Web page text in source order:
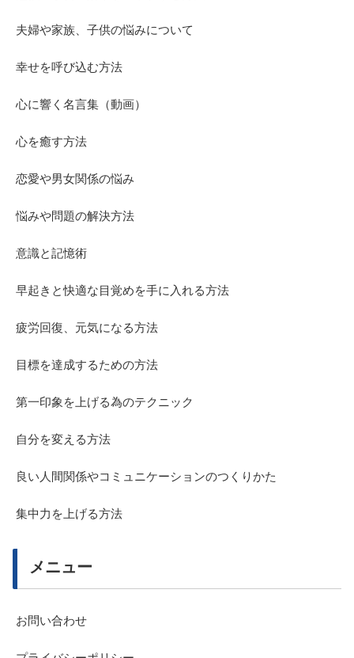
夫婦や家族、子供の悩みについて
幸せを呼び込む方法
心に響く名言集（動画）
心を癒す方法
恋愛や男女関係の悩み
悩みや問題の解決方法
意識と記憶術
早起きと快適な目覚めを手に入れる方法
疲労回復、元気になる方法
目標を達成するための方法
第一印象を上げる為のテクニック
自分を変える方法
良い人間関係やコミュニケーションのつくりかた
集中力を上げる方法
メニュー
お問い合わせ